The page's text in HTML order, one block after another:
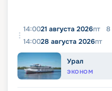
14:0021 августа 2026пт 8
14:0028 августа 2026пт
Урал
ЭКОНОМ